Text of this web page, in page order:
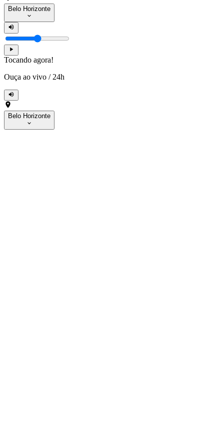
Belo Horizonte
Tocando agora!
Ouça ao vivo / 24h
Belo Horizonte